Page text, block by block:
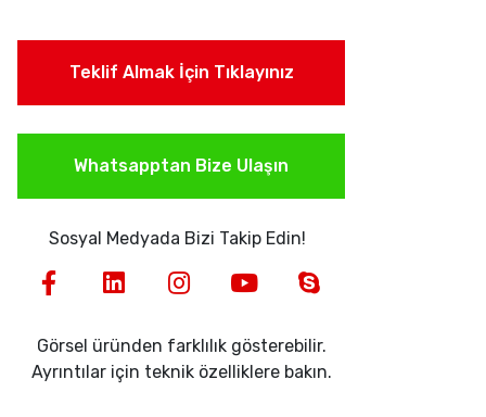
Teklif Almak İçin Tıklayınız
Whatsapptan Bize Ulaşın
Sosyal Medyada Bizi Takip Edin!
Görsel üründen farklılık gösterebilir.
Ayrıntılar için teknik özelliklere bakın.